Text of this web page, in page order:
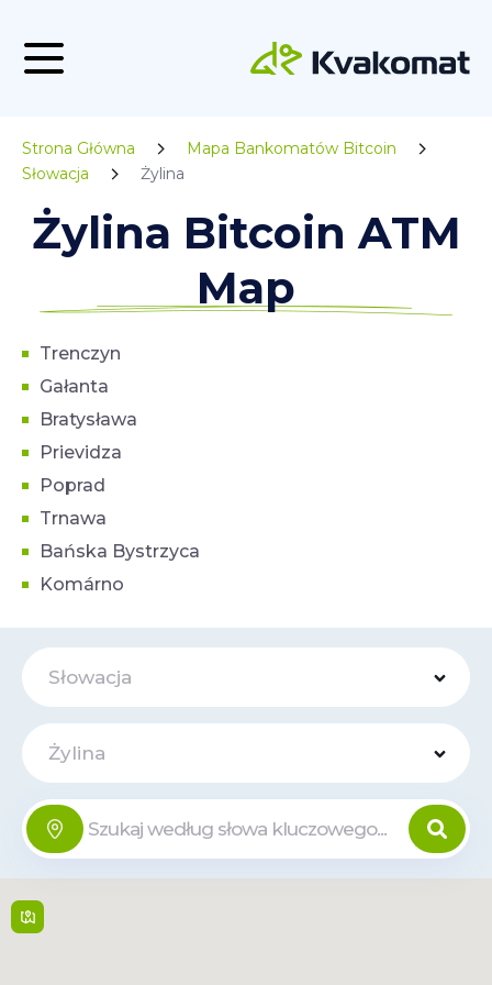
Strona Główna
Mapa Bankomatów Bitcoin
Słowacja
Żylina
Żylina Bitcoin ATM
Map
Trenczyn
Gałanta
Bratysława
Prievidza
Poprad
Trnawa
Bańska Bystrzyca
Komárno
Słowacja
Żylina